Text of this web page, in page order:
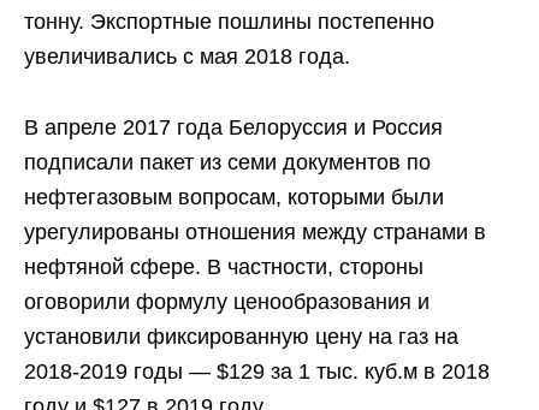
тонну. Экспортные пошлины постепенно
увеличивались с мая 2018 года.
В апреле 2017 года Белоруссия и Россия
подписали пакет из семи документов по
нефтегазовым вопросам, которыми были
урегулированы отношения между странами в
нефтяной сфере. В частности, стороны
оговорили формулу ценообразования и
установили фиксированную цену на газ на
2018-2019 годы — $129 за 1 тыс. куб.м в 2018